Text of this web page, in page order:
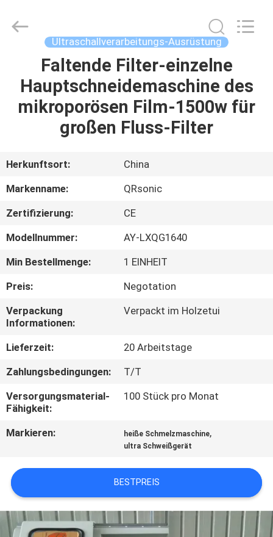
PRODUKTE
UNS
QUALITÄTSKONTROLLE
KONTAKTIEREN
SIE
UNS
RECHTSSACHEN
ANGEBOT
SITEMAP
Co.,Ltd.
Ultraschallverarbeitungs-Ausrüstung
Faltende Filter-einzelne
Hauptschneidemaschine des
mikroporösen Film-1500w für
großen Fluss-Filter
Herkunftsort:
China
Markenname:
QRsonic
Zertifizierung:
CE
Modellnummer:
AY-LXQG1640
Min Bestellmenge:
1 EINHEIT
Preis:
Negotation
Verpackung
Informationen:
Verpackt im Holzetui
Lieferzeit:
20 Arbeitstage
Zahlungsbedingungen:
T/T
Versorgungsmaterial-
Fähigkeit:
100 Stück pro Monat
Markieren: heiße Schmelzmaschine,
ultra Schweißgerät
BESTPREIS